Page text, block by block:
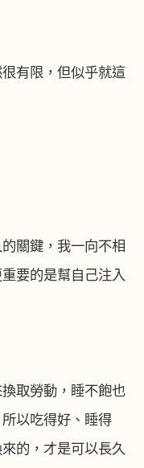
有限，但似乎就這
關鍵，我一向不相
要的是幫自己注入
取勞動，睡不飽也
以吃得好、睡得
的，才是可以長久